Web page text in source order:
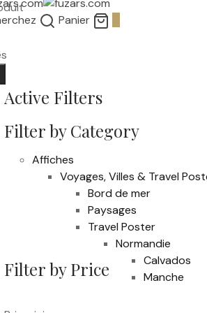
Panier
Active Filters
Filter by Category
Affiches
Voyages, Villes & Travel
Bord de mer
Paysages
Travel Poster
Normandie
Calvados
Manche
Filter by Price